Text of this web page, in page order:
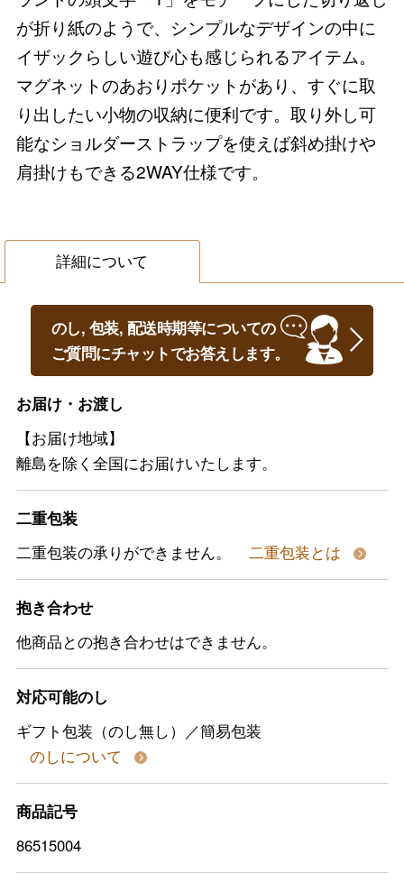
が折り紙のようで、シンプルなデザインの中に
イザックらしい遊び心も感じられるアイテム。
マグネットのあおりポケットがあり、すぐに取
り出したい小物の収納に便利です。取り外し可
能なショルダーストラップを使えば斜め掛けや
肩掛けもできる2WAY仕様です。
詳細について
のし, 包装, 配送時期等についての
ご質問にチャットでお答えします。
お届け・お渡し
【お届け地域】
離島を除く全国にお届けいたします。
二重包装
二重包装の承りができません。
二重包装とは
抱き合わせ
他商品との抱き合わせはできません。
対応可能のし
ギフト包装（のし無し）／簡易包装
のしについて
商品記号
86515004